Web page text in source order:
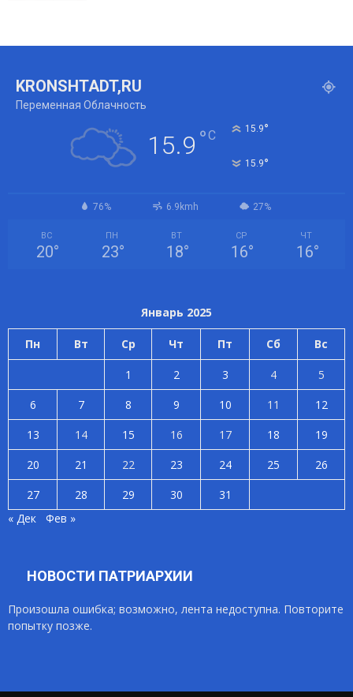
KRONSHTADT,RU
Переменная Облачность
15.9 °C 15.9°
15.9°
76% 6.9kmh 27%
ВС
20°
ПН
23°
ВТ
18°
СР
16°
ЧТ
16°
Январь 2025
Пн Вт Ср Чт Пт Сб Вс
1 2 3 4
5
6
7 8 9 10 11
12
13
14 15 16 17 18
19
20
21 22 23 24 25
26
27
28 29 30
31
« Дек
Фев »
НОВОСТИ ПАТРИАРХИИ
Произошла ошибка; возможно, лента недоступна. Повторите
попытку позже.